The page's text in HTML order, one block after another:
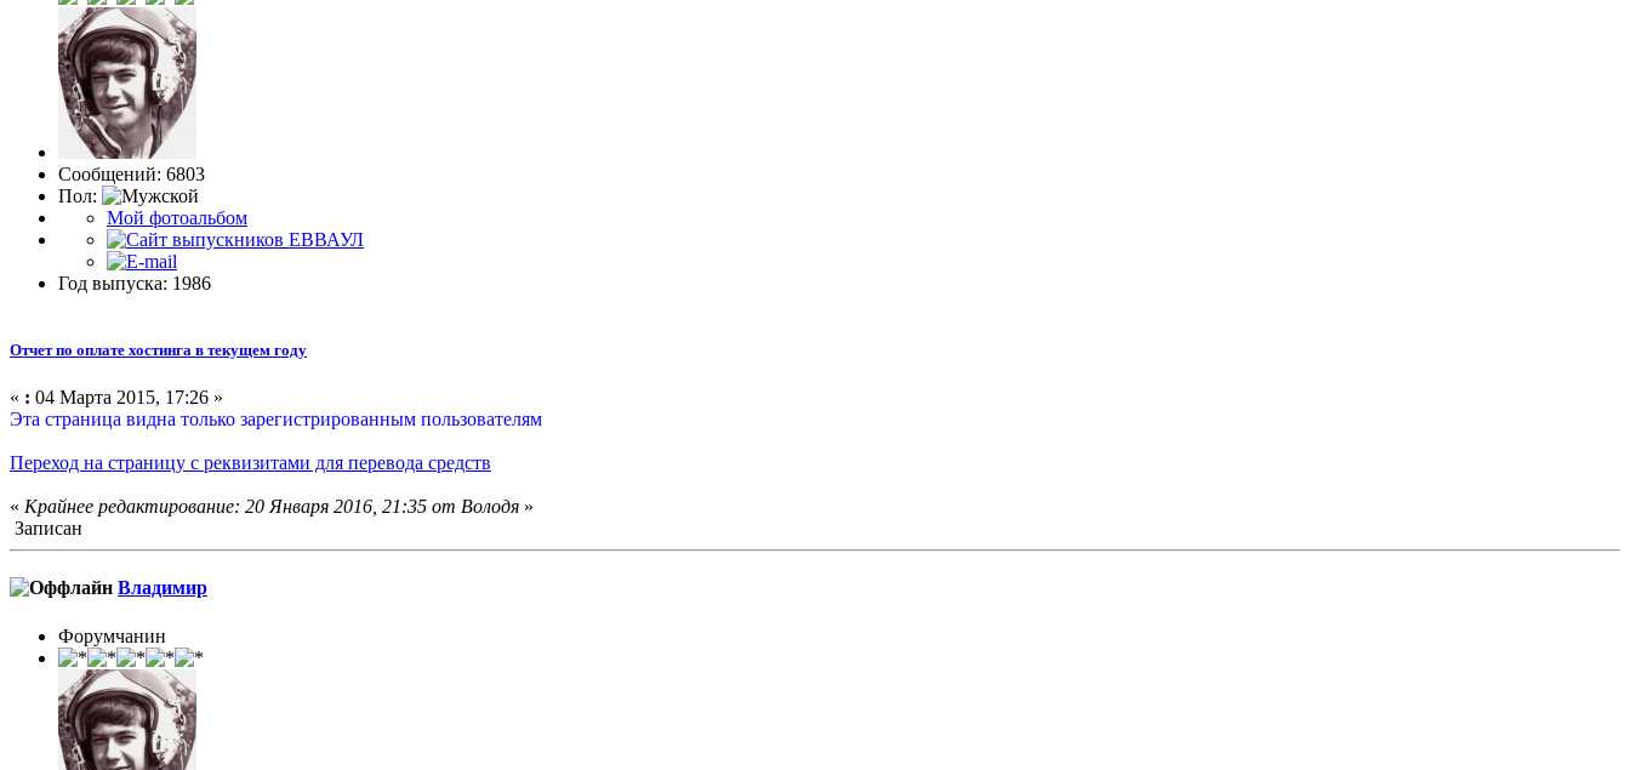
Сообщений: 6803
Пол:
Мой фотоальбом
Год выпуска: 1986
Отчет по оплате хостинга в текущем году
« : 04 Марта 2015, 17:26 »
Эта страница видна только зарегистрированным пользователям
Переход на страницу с реквизитами для перевода средств
« Крайнее редактирование: 20 Января 2016, 21:35 от Володя »
Записан
Влaдимир
Форумчанин